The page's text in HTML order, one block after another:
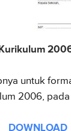
untuk
2006,
DOWNLOAD